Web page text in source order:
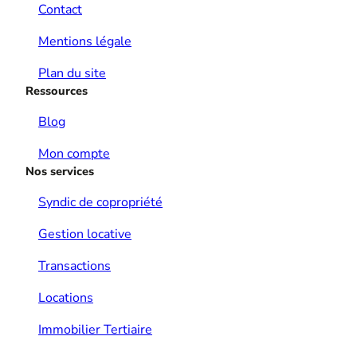
Contact
Mentions légale
Plan du site
Ressources
Blog
Mon compte
Nos services
Syndic de copropriété
Gestion locative
Transactions
Locations
Immobilier Tertiaire